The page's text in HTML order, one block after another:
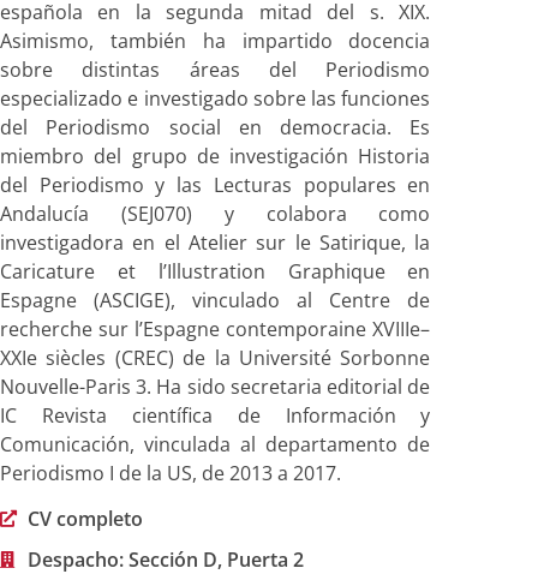
española en la segunda mitad del s. XIX.
Asimismo, también ha impartido docencia
sobre distintas áreas del Periodismo
especializado e investigado sobre las funciones
del Periodismo social en democracia. Es
miembro del grupo de investigación Historia
del Periodismo y las Lecturas populares en
Andalucía (SEJ070) y colabora como
investigadora en el Atelier sur le Satirique, la
Caricature et l’Illustration Graphique en
Espagne (ASCIGE), vinculado al Centre de
recherche sur l’Espagne contemporaine XVIIIe–
XXIe siècles (CREC) de la Université Sorbonne
Nouvelle-Paris 3. Ha sido secretaria editorial de
IC Revista científica de Información y
Comunicación, vinculada al departamento de
Periodismo I de la US, de 2013 a 2017.
CV completo
Despacho: Sección D, Puerta 2